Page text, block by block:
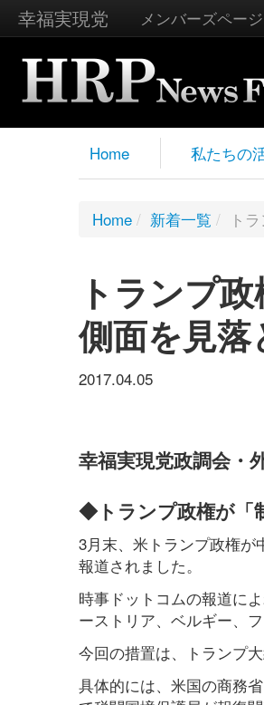
幸福実現党 メンバーズページ
Home 私たちの
Home / 新着一覧 / ト
トランプ
側面を見落
2017.04.05
幸福実現党政調会
◆トランプ政権が「
3月末、米トランプ政権
報道されました。
時事ドットコムの報道に
ーストリア、ベルギー、
今回の措置は、トランプ
具体的には、米国の商務